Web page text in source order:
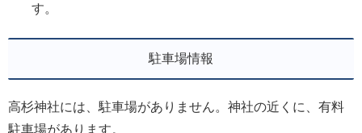
す。
駐車場情報
高杉神社には、駐車場がありません。神社の近くに、有料
駐車場があります。